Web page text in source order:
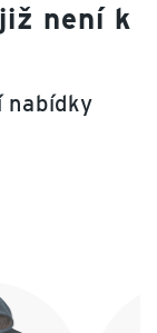
není k
nabídky